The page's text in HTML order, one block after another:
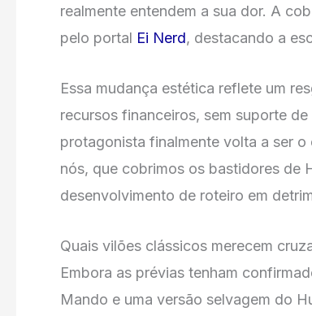
realmente entendem a sua dor. A
pelo portal Ei Nerd, destacando a
Essa mudança estética reflete um
recursos financeiros, sem suporte
protagonista finalmente volta a ser
nós, que cobrimos os bastidores de
desenvolvimento de roteiro em
Quais vilões clássicos merecem
Embora as prévias tenham
Mando e uma versão selvagem do